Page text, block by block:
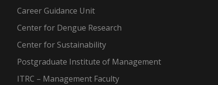
Career Guidance Unit
Center for Dengue Research
Center for Sustainability
Postgraduate Institute of Management
ITRC – Management Faculty